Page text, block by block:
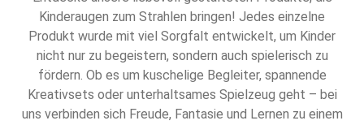
Kinderaugen zum Strahlen bringen! Jedes einzelne
Produkt wurde mit viel Sorgfalt entwickelt, um Kinder
nicht nur zu begeistern, sondern auch spielerisch zu
fördern. Ob es um kuschelige Begleiter, spannende
Kreativsets oder unterhaltsames Spielzeug geht – bei
uns verbinden sich Freude, Fantasie und Lernen zu einem